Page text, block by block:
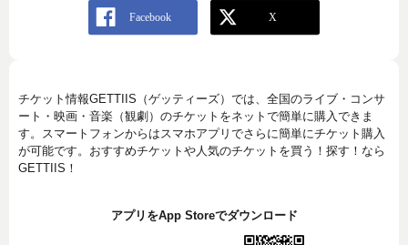
チケット情報GETTIIS（ゲッティーズ）では、全国のライブ・コンサ
ート・映画・音楽（観劇）のチケットをネットで簡単に購入できま
す。スマートフォンからはスマホアプリでさらに簡単にチケット購入
が可能です。おすすめチケットや人気のチケットを買う！探す！なら
GETTIIS！
アプリをApp Storeでダウンロード